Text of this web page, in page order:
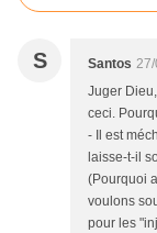
S Santos
Juger
ceci.
- Il est
laisse-t-il
(Pourquoi
voulons
pour les